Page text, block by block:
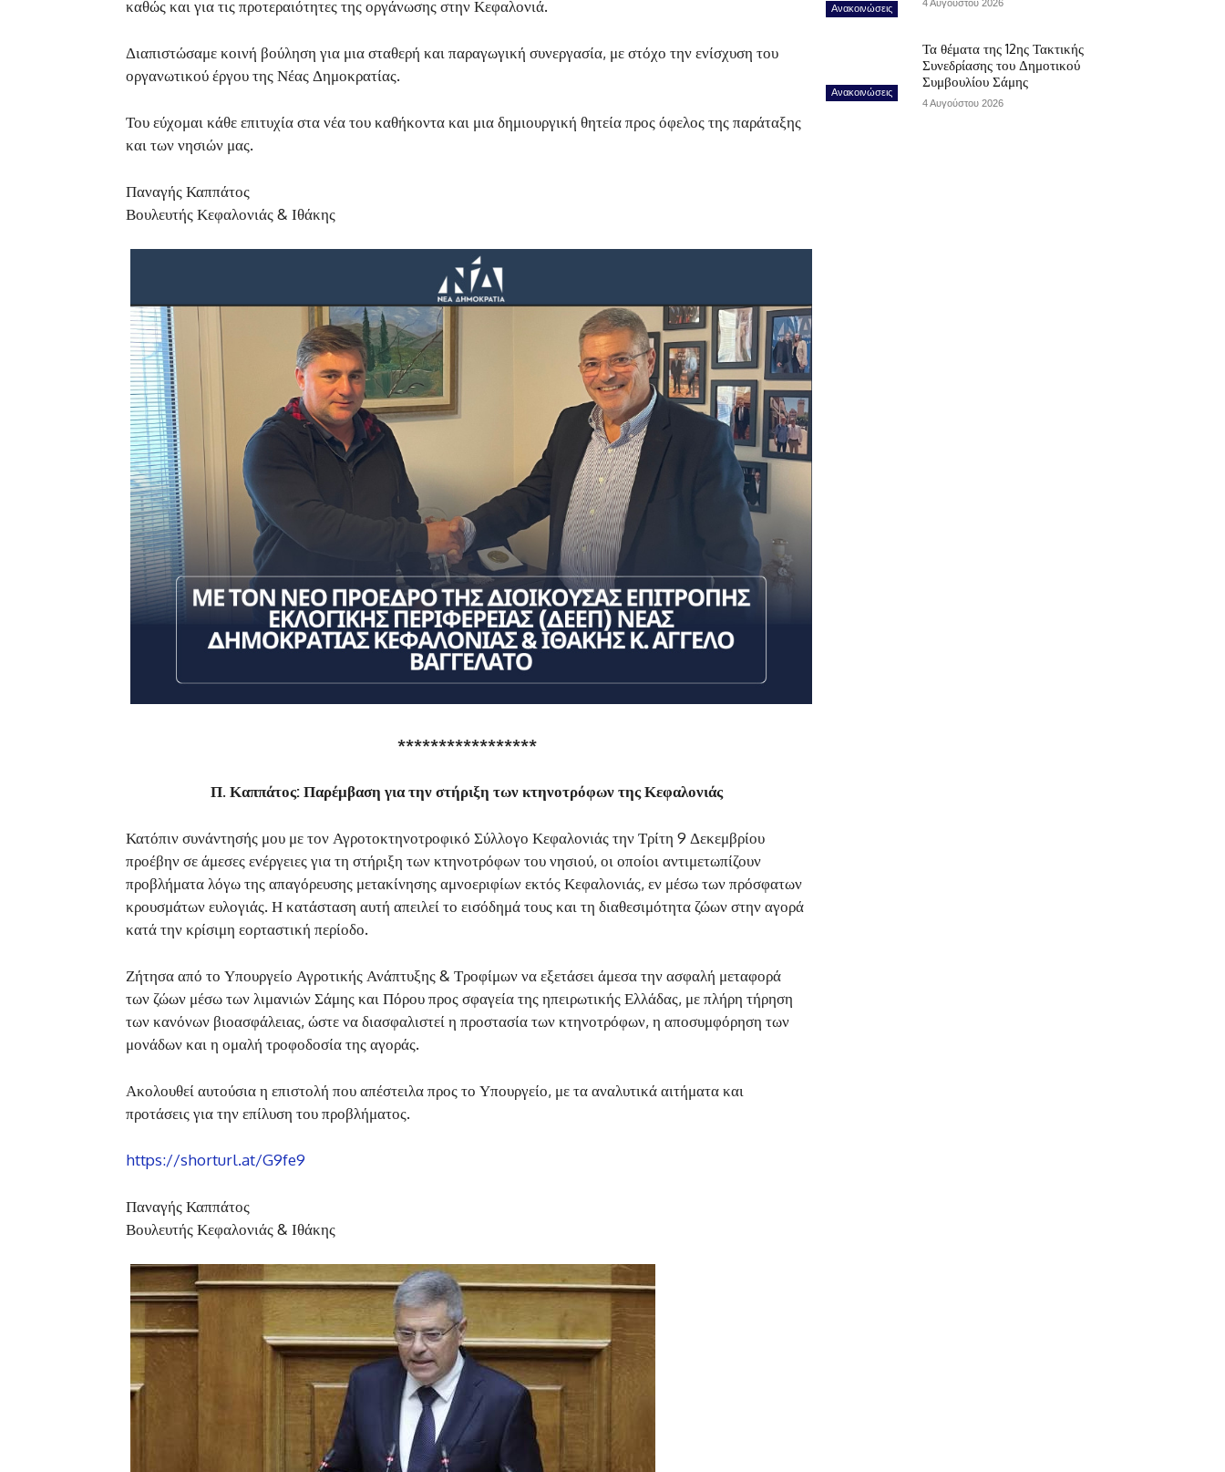
καθώς και για τις προτεραιότητες της οργάνωσης στην Κεφαλονιά.
Διαπιστώσαμε κοινή βούληση για μια σταθερή και παραγωγική συνεργασία, με στόχο την ενίσχυση του
οργανωτικού έργου της Νέας Δημοκρατίας.
Του εύχομαι κάθε επιτυχία στα νέα του καθήκοντα και μια δημιουργική θητεία προς όφελος της παράταξης
και των νησιών μας.
Παναγής Καππάτος
Βουλευτής Κεφαλονιάς & Ιθάκης
*****************
Π. Καππάτος: Παρέμβαση για την στήριξη των κτηνοτρόφων της Κεφαλονιάς
Κατόπιν συνάντησής μου με τον Αγροτοκτηνοτροφικό Σύλλογο Κεφαλονιάς την Τρίτη 9 Δεκεμβρίου
προέβην σε άμεσες ενέργειες για τη στήριξη των κτηνοτρόφων του νησιού, οι οποίοι αντιμετωπίζουν
προβλήματα λόγω της απαγόρευσης μετακίνησης αμνοεριφίων εκτός Κεφαλονιάς, εν μέσω των πρόσφατων
κρουσμάτων ευλογιάς. Η κατάσταση αυτή απειλεί το εισόδημά τους και τη διαθεσιμότητα ζώων στην αγορά
κατά την κρίσιμη εορταστική περίοδο.
Ζήτησα από το Υπουργείο Αγροτικής Ανάπτυξης & Τροφίμων να εξετάσει άμεσα την ασφαλή μεταφορά
των ζώων μέσω των λιμανιών Σάμης και Πόρου προς σφαγεία της ηπειρωτικής Ελλάδας, με πλήρη τήρηση
των κανόνων βιοασφάλειας, ώστε να διασφαλιστεί η προστασία των κτηνοτρόφων, η αποσυμφόρηση των
μονάδων και η ομαλή τροφοδοσία της αγοράς.
Ακολουθεί αυτούσια η επιστολή που απέστειλα προς το Υπουργείο, με τα αναλυτικά αιτήματα και
προτάσεις για την επίλυση του προβλήματος.
https://shorturl.at/G9fe9
Παναγής Καππάτος
Βουλευτής Κεφαλονιάς & Ιθάκης
Ανακοινώσεις 4 Αυγούστου 2026
Ανακοινώσεις
Τα θέματα της 12ης Τακτικής
Συνεδρίασης του Δημοτικού
Συμβουλίου Σάμης
4 Αυγούστου 2026